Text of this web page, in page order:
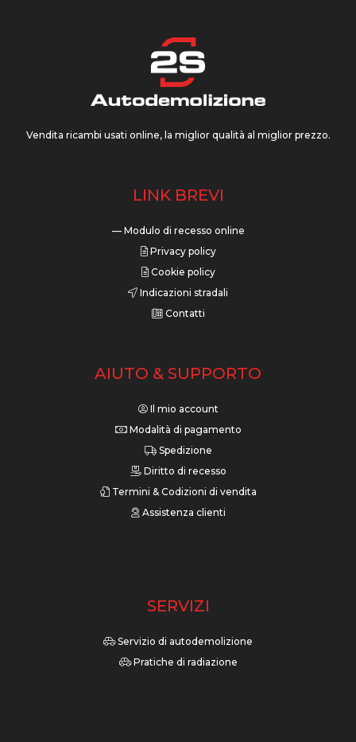
Vendita ricambi usati online, la miglior qualità al miglior prezzo.
LINK BREVI
— Modulo di recesso online
Privacy policy
Cookie policy
Indicazioni stradali
Contatti
AIUTO & SUPPORTO
Il mio account
Modalità di pagamento
Spedizione
Diritto di recesso
Termini & Codizioni di vendita
Assistenza clienti
SERVIZI
Servizio di autodemolizione
Pratiche di radiazione